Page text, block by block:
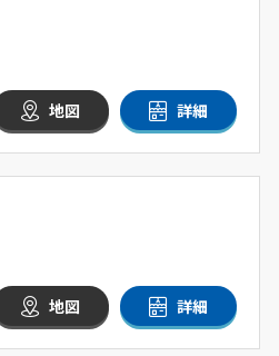
地図 詳細
地図 詳細